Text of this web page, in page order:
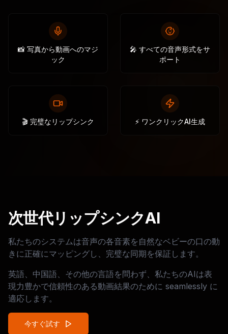
📸 写真から動画へのマジ
ック
🎤 すべての音声形式をサ
ポート
🎬 完璧なリップシンク ⚡ ワンクリックAI生成
次世代リップシンクAI
私たちのシステムは音声の各音素を自然なベビーの口の動
きに正確にマッピングし、完璧な同期を保証します。
英語、中国語、その他の言語を問わず、私たちのAIは表
現力豊かで信頼性のある動画結果のために seamlessly に
適応します。
今すぐ試す